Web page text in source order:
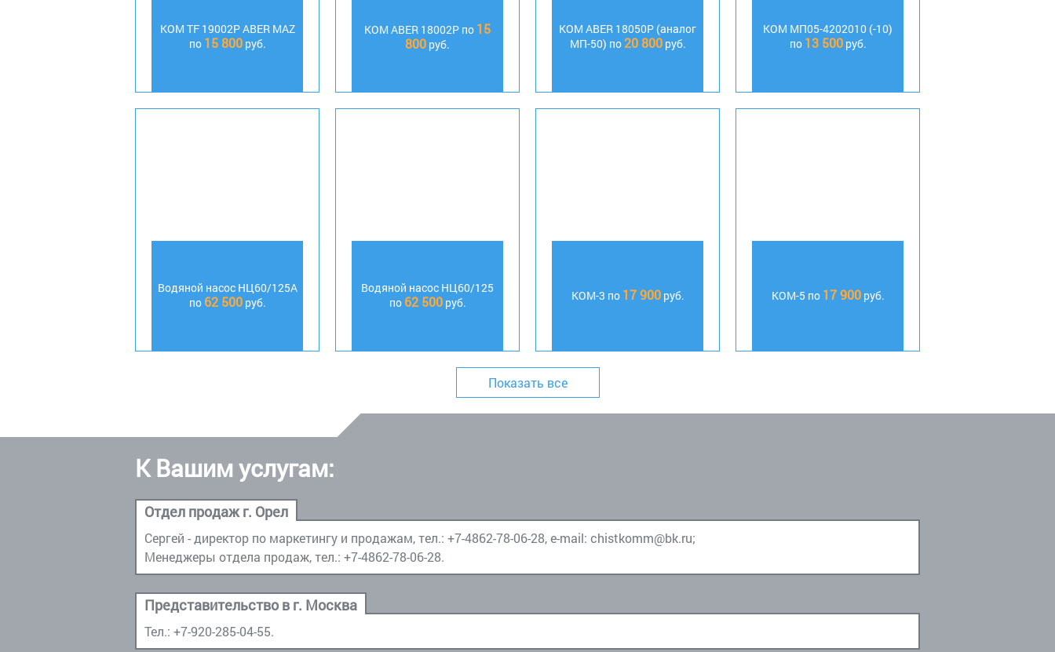
КОМ TF 19002P ABER MAZ
по 15 800руб.
KOM ABER 18002P по 15
800 руб.
KOM ABER 18050P (аналог
МП-50) по20 800руб.
КОМ МП05-4202010 (-10)
по 13 500руб.
Водяной насос НЦ60/125А
по 62 500руб.
Водяной насос НЦ60/125
по 62 500руб. КОМ-3 по 17 900руб. КОМ-5 по 17 900руб.
Показать все
К Вашим услугам:
Сергей - директор по маркетингу и продажам, тел.: +7-4862-78-06-28, e-mail: chistkomm@bk.ru;
Менеджеры отдела продаж, тел.: +7-4862-78-06-28.
Тел.: +7-920-285-04-55.